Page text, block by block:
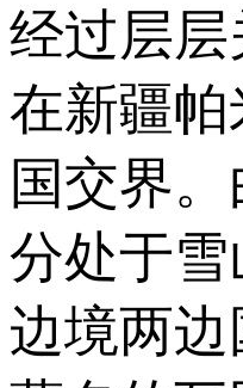
经过层
在新疆
国交界
分处于
边境两